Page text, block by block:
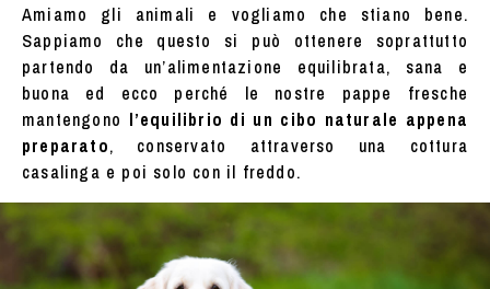
Amiamo gli animali e vogliamo che stiano bene.
Sappiamo che questo si può ottenere soprattutto
partendo da un’alimentazione equilibrata, sana e
buona ed ecco perché le nostre pappe fresche
mantengono l’equilibrio di un cibo naturale appena
preparato, conservato attraverso una cottura
casalinga e poi solo con il freddo.